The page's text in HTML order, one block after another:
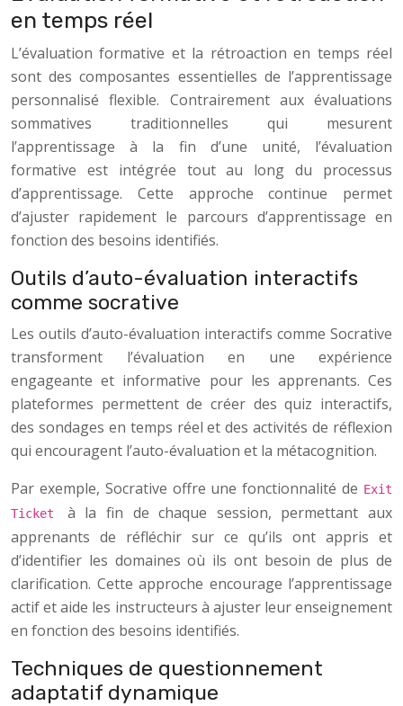
en temps réel
L’évaluation formative et la rétroaction en temps réel
sont des composantes essentielles de l’apprentissage
personnalisé flexible. Contrairement aux évaluations
sommatives traditionnelles qui mesurent
l’apprentissage à la fin d’une unité, l’évaluation
formative est intégrée tout au long du processus
d’apprentissage. Cette approche continue permet
d’ajuster rapidement le parcours d’apprentissage en
fonction des besoins identifiés.
Outils d’auto-évaluation interactifs
comme socrative
Les outils d’auto-évaluation interactifs comme Socrative
transforment l’évaluation en une expérience
engageante et informative pour les apprenants. Ces
plateformes permettent de créer des quiz interactifs,
des sondages en temps réel et des activités de réflexion
qui encouragent l’auto-évaluation et la métacognition.
Par exemple, Socrative offre une fonctionnalité de Exit
Ticket à la fin de chaque session, permettant aux
apprenants de réfléchir sur ce qu’ils ont appris et
d’identifier les domaines où ils ont besoin de plus de
clarification. Cette approche encourage l’apprentissage
actif et aide les instructeurs à ajuster leur enseignement
en fonction des besoins identifiés.
Techniques de questionnement
adaptatif dynamique